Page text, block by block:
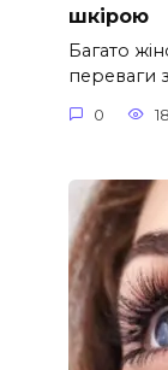
шкірою
Багато
переваги
0 18